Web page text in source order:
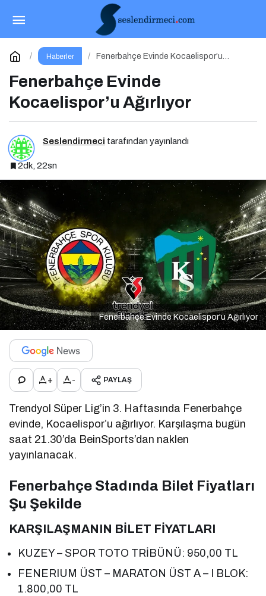
Haberler
Fenerbahçe Evinde Kocaelispor’u
Fenerbahçe Evinde
Kocaelispor’u Ağırlıyor
Seslendirmeci tarafından yayınlandı
2dk, 22sn
Fenerbahçe Evinde Kocaelispor'u Ağırlıyor
+ - PAYLAŞ
Trendyol Süper Lig’in 3. Haftasında Fenerbahçe
evinde, Kocaelispor’u ağırlıyor. Karşılaşma bugün
saat 21.30’da BeinSports’dan naklen
yayınlanacak.
Fenerbahçe Stadında Bilet Fiyatları
Şu Şekilde
KARŞILAŞMANIN BİLET FİYATLARI
KUZEY – SPOR TOTO TRİBÜNÜ: 950,00 TL
FENERIUM ÜST – MARATON ÜST A – I BLOK:
1.800,00 TL
Fırtına Paşa Deplasmanından 3 Puanla Ayrıldı
Yorum Yap